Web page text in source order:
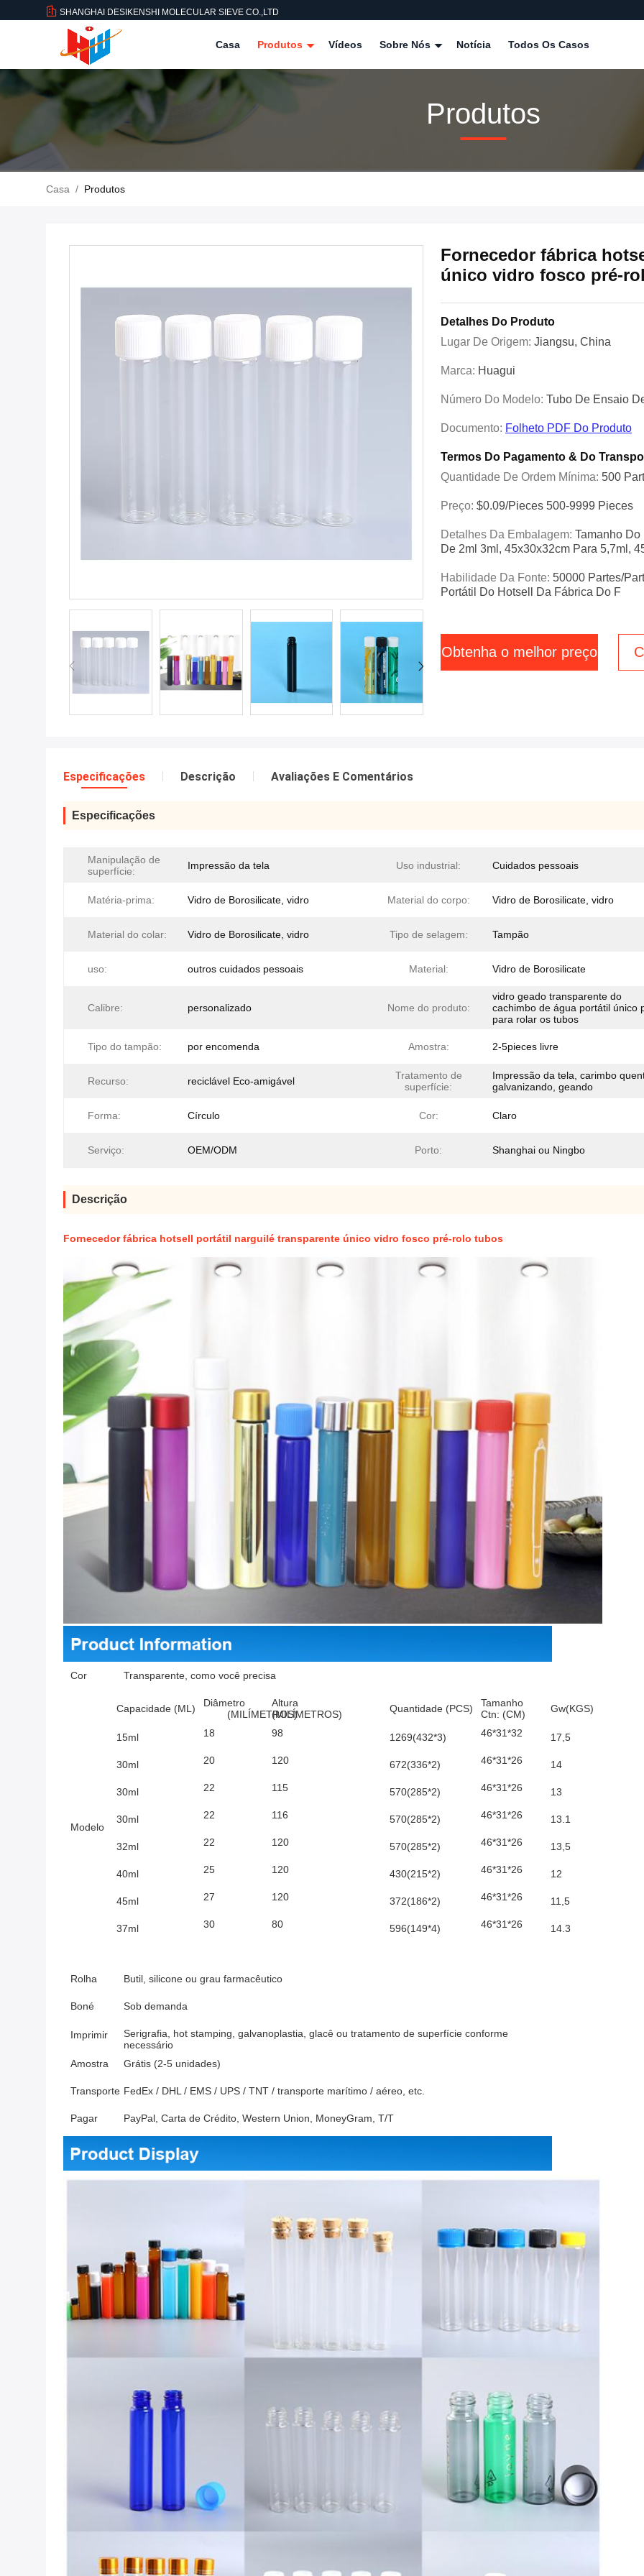
SHANGHAI DESIKENSHI MOLECULAR SIEVE CO.,LTD
Casa Produtos Vídeos Sobre Nós Notícia Todos Os Casos
Produtos
Casa / Produtos
Fornecedor fábrica
único vidro fosco pré-
Detalhes Do Produto
Lugar De Origem: Jiangsu, China
Marca: Huagui
Número Do Modelo: Tubo De Ensaio
Documento: Folheto PDF Do Produto
Termos Do Pagamento & Do
Quantidade De Ordem Mínima: 500
Preço: $0.09/pieces 500-9999 Pieces
Detalhes Da Embalagem: Tamanho Do
De 2ml 3ml, 45x30x32cm Para 5,7ml,
Habilidade Da Fonte: 50000 Partes/
Portátil Do Hotsell Da Fábrica Do F
Obtenha o melhor preço
Especificações Descrição Avaliações E Comentários
Especificações
Manipulação de
superfície:
Impressão da tela Uso industrial: Cuidados pessoais
Matéria-prima: Vidro de Borosilicate, vidro Material do corpo: Vidro de Borosilicate, vidro
Material do colar: Vidro de Borosilicate, vidro Tipo de selagem: Tampão
uso: outros cuidados pessoais Material: Vidro de Borosilicate
Calibre: personalizado Nome do produto:
vidro geado transparente do
cachimbo de água portátil único
para rolar os tubos
Tipo do tampão: por encomenda Amostra: 2-5pieces livre
Recurso: reciclável Eco-amigável
Tratamento de
superfície:
Impressão da tela, carimbo
galvanizando, geando
Forma: Círculo Cor: Claro
Serviço: OEM/ODM Porto: Shanghai ou Ningbo
Descrição
Fornecedor fábrica hotsell portátil narguilé transparente único vidro fosco pré-rolo tubos
Cor Transparente, como você precisa
Modelo
Capacidade (ML)
Diâmetro
(MILÍMETROS)
Altura
(MILÍMETROS)
Quantidade (PCS)
Tamanho
Ctn: (CM)
Gw(KGS)
15ml 18 98 1269(432*3) 46*31*32 17,5
30ml 20 120 672(336*2) 46*31*26 14
30ml 22 115 570(285*2) 46*31*26 13
30ml 22 116 570(285*2) 46*31*26 13.1
32ml 22 120 570(285*2) 46*31*26 13,5
40ml 25 120 430(215*2) 46*31*26 12
45ml 27 120 372(186*2) 46*31*26 11,5
37ml 30 80 596(149*4) 46*31*26 14.3
Rolha Butil, silicone ou grau farmacêutico
Boné Sob demanda
Imprimir
Serigrafia, hot stamping, galvanoplastia, glacê ou tratamento de superfície conforme
necessário
Amostra
Grátis (2-5 unidades)
Transporte FedEx / DHL / EMS / UPS / TNT / transporte marítimo / aéreo, etc.
Pagar PayPal, Carta de Crédito, Western Union, MoneyGram, T/T